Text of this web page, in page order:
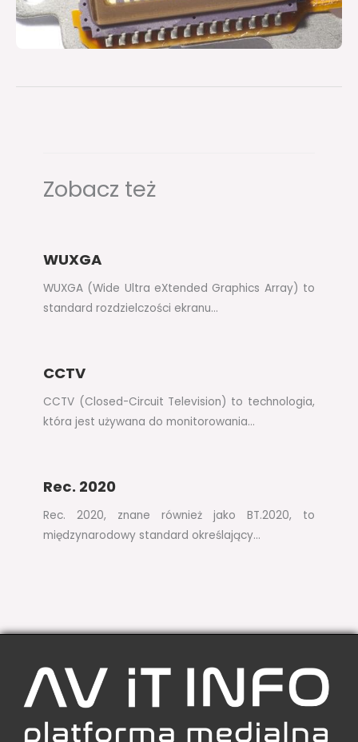
Zobacz też
WUXGA
WUXGA (Wide Ultra eXtended Graphics Array) to
standard rozdzielczości ekranu…
CCTV
CCTV (Closed-Circuit Television) to technologia,
która jest używana do monitorowania…
Rec. 2020
Rec. 2020, znane również jako BT.2020, to
międzynarodowy standard określający…